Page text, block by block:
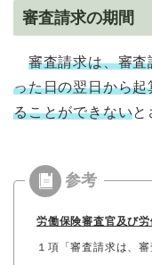
審査請求の期間
審査請求は、審
った日の翌日から
ることができないと
労働保険審査官及び
１項「審査請求は、